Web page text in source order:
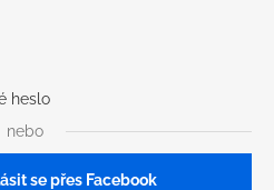
heslo
nebo
se přes Facebook